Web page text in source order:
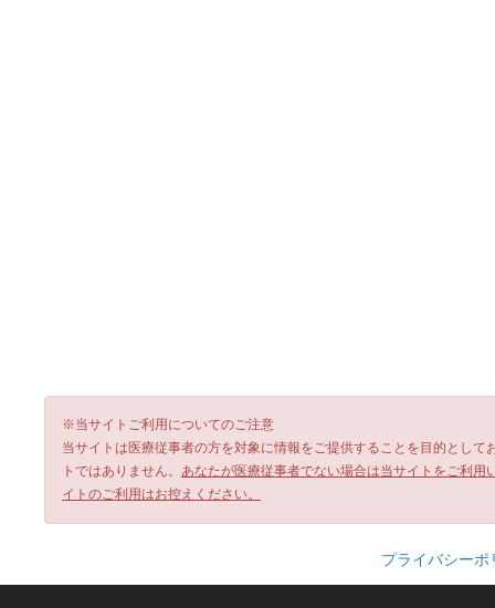
※当サイトご利用についてのご注意
当サイトは医療従事者の方を対象に情報をご提供することを目的とし
トではありません。 あなたが医療従事者でない場合は当サイトをご利
イトのご利用はお控えください。
プライバシーポ